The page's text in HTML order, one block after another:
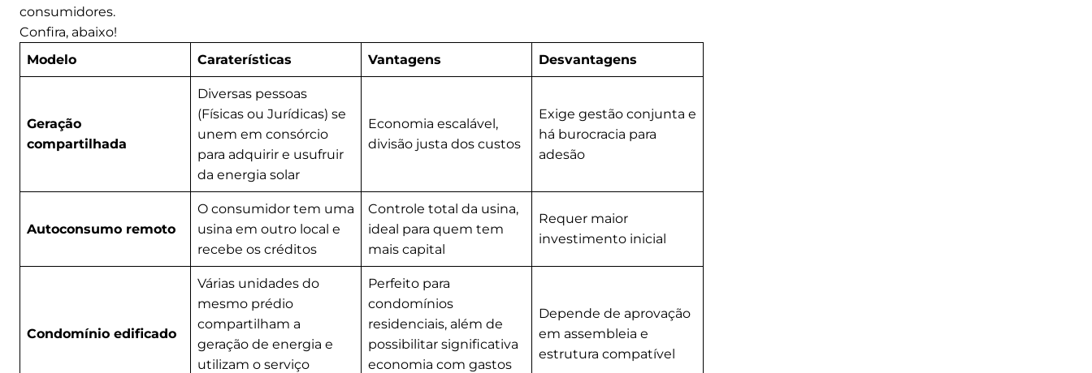
consumidores.
Confira, abaixo!
Modelo
Caraterísticas Vantagens Desvantagens
Geração
compartilhada
Diversas pessoas
(Físicas ou Jurídicas) se
unem em consórcio
para adquirir e usufruir
da energia solar
Economia escalável,
divisão justa dos custos
Exige gestão conjunta e
há burocracia para
adesão
Autoconsumo remoto
O consumidor tem uma
usina em outro local e
recebe os créditos
Controle total da usina,
ideal para quem tem
mais capital
Requer maior
investimento inicial
Condomínio edificado
Várias unidades do
mesmo prédio
compartilham a
geração de energia e
utilizam o serviço
Perfeito para
condomínios
residenciais, além de
possibilitar significativa
economia com gastos
Depende de aprovação
em assembleia e
estrutura compatível